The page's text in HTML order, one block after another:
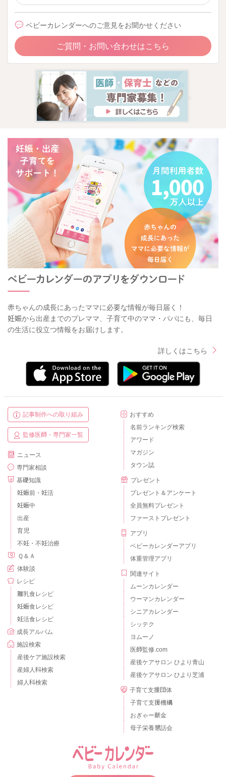
ベビーカレンダーへのご意見をお聞かせください
ご質問・お問い合わせはこちら
赤ちゃんの成長にあったママに必要な情報が毎日届く！
妊娠から出産までのプレママ、子育て中のママ・パパにも、毎日
の生活に役立つ情報をお届けします。
詳しくはこちら
記事制作への取り組み
監修医師・専門家一覧
ニュース
専門家相談
基礎知識
妊娠前・妊活
妊娠中
出産
育児
不妊・不妊治療
Ｑ＆Ａ
体験談
レシピ
離乳食レシピ
妊娠食レシピ
妊活食レシピ
成長アルバム
施設検索
産後ケア施設検索
産婦人科検索
婦人科検索
おすすめ
名前ランキング検索
アワード
マガジン
タウン誌
プレゼント
プレゼント＆アンケート
全員無料プレゼント
ファーストプレゼント
アプリ
ベビーカレンダーアプリ
体重管理アプリ
関連サイト
ムーンカレンダー
ウーマンカレンダー
シニアカレンダー
シッテク
ヨムーノ
医師監修.com
産後ケアサロン ひより青山
産後ケアサロン ひより芝浦
子育て支援団体
子育て支援機構
おぎゃー献金
母子栄養懇話会